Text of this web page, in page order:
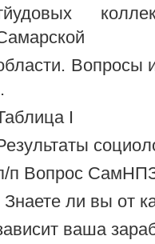
Вопросы
I
п Вопрос
Знаете ли вы от
ваша